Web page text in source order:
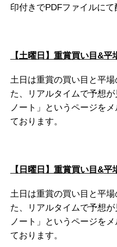
印付きでPDFファイルにて
【土曜日】重賞買い目&平
土日は重賞の買い目と平
た、リアルタイムで予想
ノート」というページを
ております。
【日曜日】重賞買い目&平
土日は重賞の買い目と平
た、リアルタイムで予想
ノート」というページを
ております。